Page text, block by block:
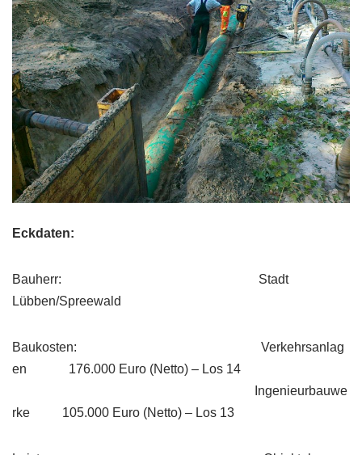
Eckdaten:
Bauherr: Stadt
Lübben/Spreewald
Baukosten: Verkehrsanlag
en 176.000 Euro (Netto) – Los 14
Ingenieurbauwe
rke 105.000 Euro (Netto) – Los 13